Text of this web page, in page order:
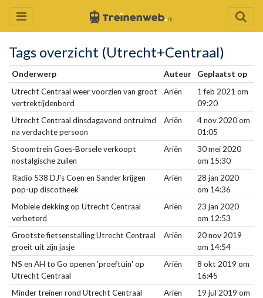
Tags overzicht (Utrecht+Centraal)
Onderwerp Auteur
Geplaatst op
Utrecht Centraal weer voorzien van groot
vertrektijdenbord
Ariën
1 feb 2021 om
09:20
Utrecht Centraal dinsdagavond ontruimd
na verdachte persoon
Ariën
4 nov 2020 om
01:05
Stoomtrein Goes-Borsele verkoopt
nostalgische zuilen
Ariën
30 mei 2020
om 15:30
Radio 538 DJ's Coen en Sander krijgen
pop-up discotheek
Ariën
28 jan 2020
om 14:36
Mobiele dekking op Utrecht Centraal
verbeterd
Ariën
23 jan 2020
om 12:53
Grootste fietsenstalling Utrecht Centraal
groeit uit zijn jasje
Ariën
20 nov 2019
om 14:54
NS en AH to Go openen 'proeftuin' op
Utrecht Centraal
Ariën
8 okt 2019 om
16:45
Minder treinen rond Utrecht Centraal
Ariën
19 jul 2019 om